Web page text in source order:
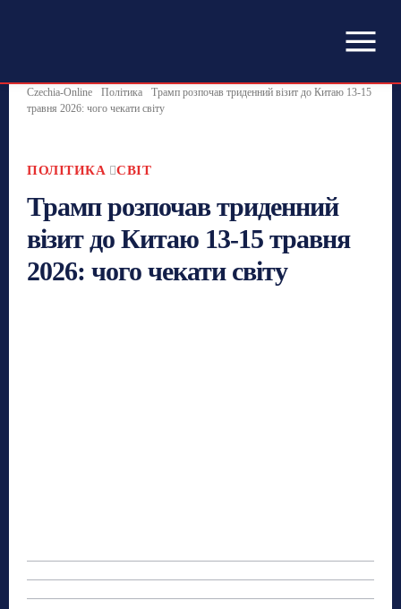
Czechia-Online Політика
Трамп розпочав триденний візит до Китаю 13-15
травня 2026: чого чекати світу
ПОЛІТИКА СВІТ
Трамп розпочав триденний
візит до Китаю 13-15 травня
2026: чого чекати світу